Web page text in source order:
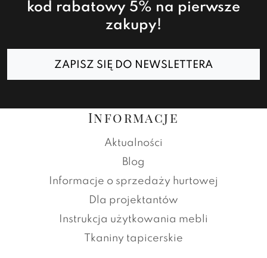
kod rabatowy 5% na pierwsze
zakupy!
ZAPISZ SIĘ DO NEWSLETTERA
Informacje
Aktualności
Blog
Informacje o sprzedaży hurtowej
Dla projektantów
Instrukcja użytkowania mebli
Tkaniny tapicerskie